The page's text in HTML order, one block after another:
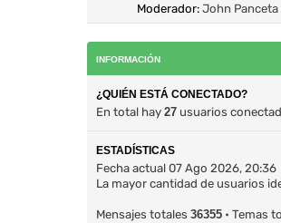
Moderador: John Panceta
INFORMACIÓN
¿QUIÉN ESTÁ CONECTADO?
En total hay 27 usuarios
ESTADÍSTICAS
Fecha actual 07 Ago 2026, 20:36
La mayor cantidad de usuarios
Mensajes totales 36355 • Temas